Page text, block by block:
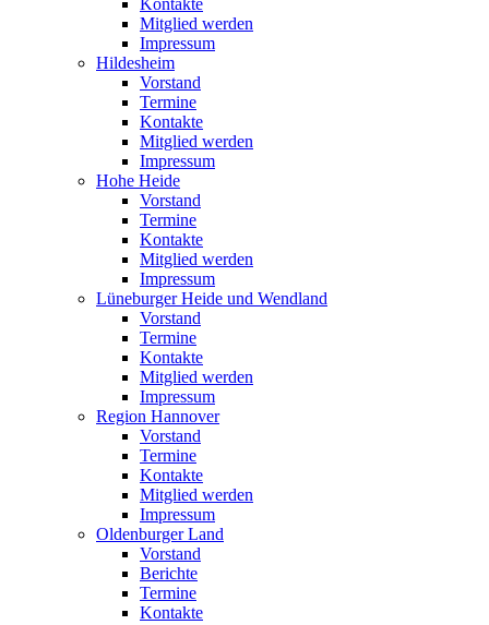
Kontakte
Mitglied werden
Impressum
Hildesheim
Vorstand
Termine
Kontakte
Mitglied werden
Impressum
Hohe Heide
Vorstand
Termine
Kontakte
Mitglied werden
Impressum
Lüneburger Heide und Wendland
Vorstand
Termine
Kontakte
Mitglied werden
Impressum
Region Hannover
Vorstand
Termine
Kontakte
Mitglied werden
Impressum
Oldenburger Land
Vorstand
Berichte
Termine
Kontakte